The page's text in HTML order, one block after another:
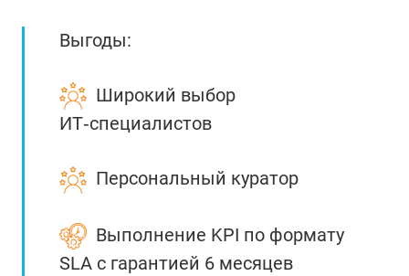
Выгоды:
Широкий выбор
ИТ‑специалистов
Персональный куратор
Выполнение KPI по формату
SLA с гарантией 6 месяцев